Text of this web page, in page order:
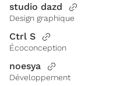
studio dazd
Design graphique
Ctrl S
Écoconception
noesya
Développement